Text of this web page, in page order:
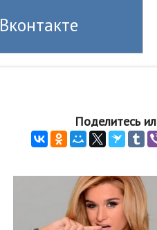
Вконтакте
Поделитесь